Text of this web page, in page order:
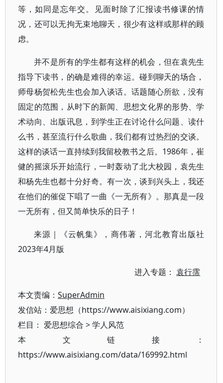
等，如同是忘年交。见面时除了汇报读书修课的情
况，还可以无拘无束地聊天，很少有这样或那样的顾
虑。
并不是所有的学生都有这样的机会，但在袁先生
指导下读书，的确是难得的幸运。碰到聊天的场合，
师母杨贺松先生也会加入谈话。话题随心所欲，没有
固定的范围，从时下的新闻、思想文化界的形势、学
术动向、出版讯息，到学生正在讨论什么问题、读什
么书，甚至流行什么歌曲，我们都有过热烈的交谈。
这样的谈话一直持续到我留校教书之后。1986年，崔
健的摇滚乐开始流行，一时轰动了北大校园，袁先生
和杨先生也都十分好奇。有一次，谈到兴头上，我还
在他们的催促下唱了一曲《一无所有》。那真是一段
一无所有，但又简单快乐的日子！
来源｜《云帆集》，商伟著，河北教育出版社
2023年4月版
进入专题：袁行霈
本文责编： SuperAdmin
发信站：爱思想（https://www.aisixiang.com）
栏目： 爱思想综合 >学人风范
本文链接：
https://www.aisixiang.com/data/169992.html